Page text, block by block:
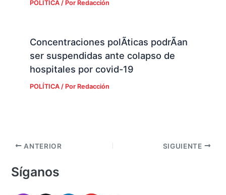
POLÍTICA/ Por Redacción
Concentraciones polÃ­ticas podrÃ­an
ser suspendidas ante colapso de
hospitales por covid-19
POLÍTICA/ Por Redacción
ANTERIOR SIGUIENTE
Síganos